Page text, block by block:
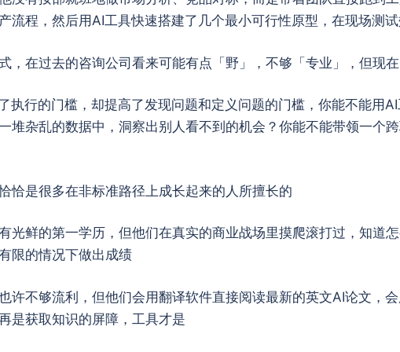
流程，然后用AI工具快速搭建了几个最小可行性原型，在现场测
，在过去的咨询公司看来可能有点「野」，不够「专业」，但现
执行的门槛，却提高了发现问题和定义问题的门槛，你能不能用
堆杂乱的数据中，洞察出别人看不到的机会？你能不能带领一个
恰是很多在非标准路径上成长起来的人所擅长的
光鲜的第一学历，但他们在真实的商业战场里摸爬滚打过，知道
限的情况下做出成绩
许不够流利，但他们会用翻译软件直接阅读最新的英文AI论文，
是获取知识的屏障，工具才是